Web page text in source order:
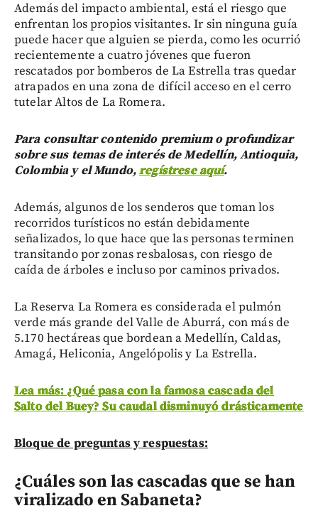
Además del impacto ambiental, está el riesgo que
enfrentan los propios visitantes. Ir sin ninguna guía
puede hacer que alguien se pierda, como les ocurrió
recientemente a cuatro jóvenes que fueron
rescatados por bomberos de La Estrella tras quedar
atrapados en una zona de difícil acceso en el cerro
tutelar Altos de La Romera.
Para consultar contenido premium o profundizar
sobre sus temas de interés de Medellín, Antioquia,
Colombia y el Mundo,regístrese aquí.
Además, algunos de los senderos que toman los
recorridos turísticos no están debidamente
señalizados, lo que hace que las personas terminen
transitando por zonas resbalosas, con riesgo de
caída de árboles e incluso por caminos privados.
La Reserva La Romera es considerada el pulmón
verde más grande del Valle de Aburrá, con más de
5.170 hectáreas que bordean a Medellín, Caldas,
Amagá, Heliconia, Angelópolis y La Estrella.
Lea más: ¿Qué pasa con la famosa cascada del
Salto del Buey? Su caudal disminuyó drásticamente
Bloque de preguntas y respuestas:
¿Cuáles son las cascadas que se han
viralizado en Sabaneta?